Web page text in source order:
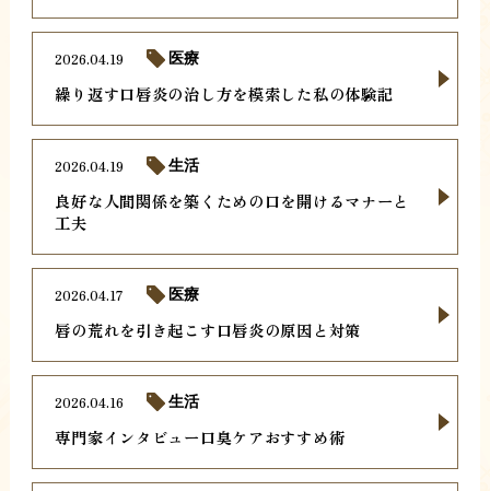
繰り返す口唇炎の治し方を模索した私の体験記
2026.04.19 医療
良好な人間関係を築くための口を開けるマナーと
工夫
2026.04.19 生活
唇の荒れを引き起こす口唇炎の原因と対策
2026.04.17 医療
専門家インタビュー口臭ケアおすすめ術
2026.04.16 生活